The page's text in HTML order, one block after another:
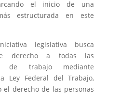
el inicio de una
estructurada en este
legislativa busca
derecho a todas las
de trabajo mediante
Ley Federal del Trabajo,
el derecho de las personas